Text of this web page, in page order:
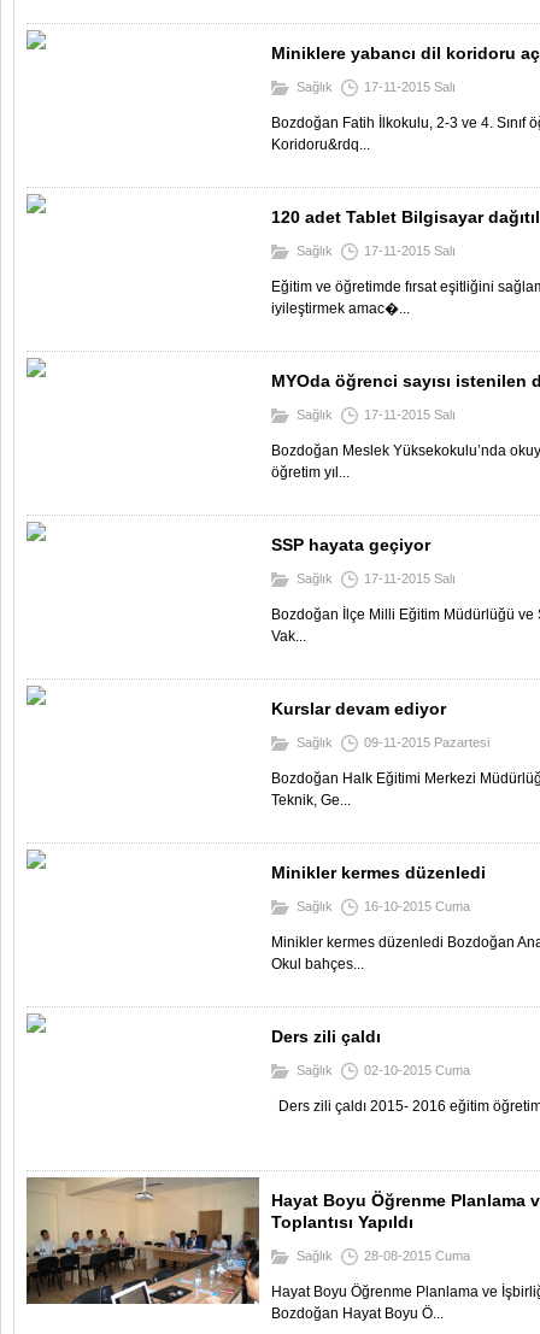
Miniklere yabancı dil koridoru
Sağlık 17-11-2015 Salı
Bozdoğan Fatih İlkokulu, 2-3 ve 4. Sınıf
Koridoru&rdq...
120 adet Tablet Bilgisayar
Sağlık 17-11-2015 Salı
Eğitim ve öğretimde fırsat eşitliğini
iyileştirmek amac�...
MYOda öğrenci sayısı istenilen
Sağlık 17-11-2015 Salı
Bozdoğan Meslek Yüksekokulu’nda
öğretim yıl...
SSP hayata geçiyor
Sağlık 17-11-2015 Salı
Bozdoğan İlçe Milli Eğitim Müdürlüğü ve
Vak...
Kurslar devam ediyor
Sağlık 09-11-2015 Pazartesi
Bozdoğan Halk Eğitimi Merkezi
Teknik, Ge...
Minikler kermes düzenledi
Sağlık 16-10-2015 Cuma
Minikler kermes düzenledi Bozdoğan
Okul bahçes...
Ders zili çaldı
Sağlık 02-10-2015 Cuma
Ders zili çaldı 2015- 2016 eğitim
Hayat Boyu Öğrenme Planlama
Toplantısı Yapıldı
Sağlık 28-08-2015 Cuma
Hayat Boyu Öğrenme Planlama ve
Bozdoğan Hayat Boyu Ö...